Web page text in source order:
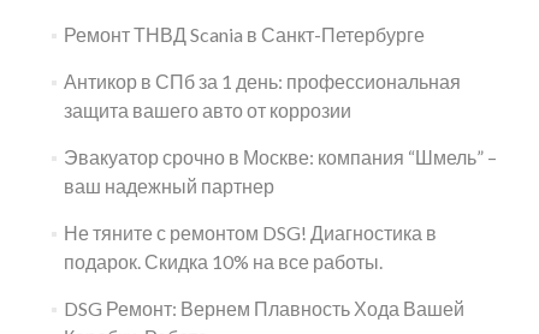
Ремонт ТНВД Scania в Санкт-Петербурге
Антикор в СПб за 1 день: профессиональная
защита вашего авто от коррозии
Эвакуатор срочно в Москве: компания “Шмель” –
ваш надежный партнер
Не тяните с ремонтом DSG! Диагностика в
подарок. Скидка 10% на все работы.
DSG Ремонт: Вернем Плавность Хода Вашей